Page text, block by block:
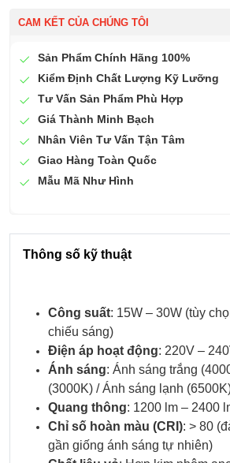
CAM KẾT CỦA CHÚNG TÔI
Sản Phẩm Chính Hãng 100%
Kiểm Định Chất Lượng Kỹ Lưỡng
Tư Vấn Sản Phẩm Phù Hợp
Giá Thành Minh Bạch
Nhân Viên Tư Vấn Tận Tâm
Giao Hàng Toàn Quốc
Mẫu Mã Như Hình
Thông số kỹ thuật
Công suất: 15W – 30W (tùy
chiếu sáng)
Điện áp hoạt động: 220V –
Ánh sáng: Ánh sáng trắng
(3000K) / Ánh sáng lạnh
Quang thông: 1200 lm – 2400
Chỉ số hoàn màu (CRI): > 80
gần giống ánh sáng tự nhiên)